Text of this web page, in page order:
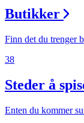
Magasin
Gavekort
Min Shopping-app
Butikker
Finn det du trenger
38
Steder å
Enten du kommer